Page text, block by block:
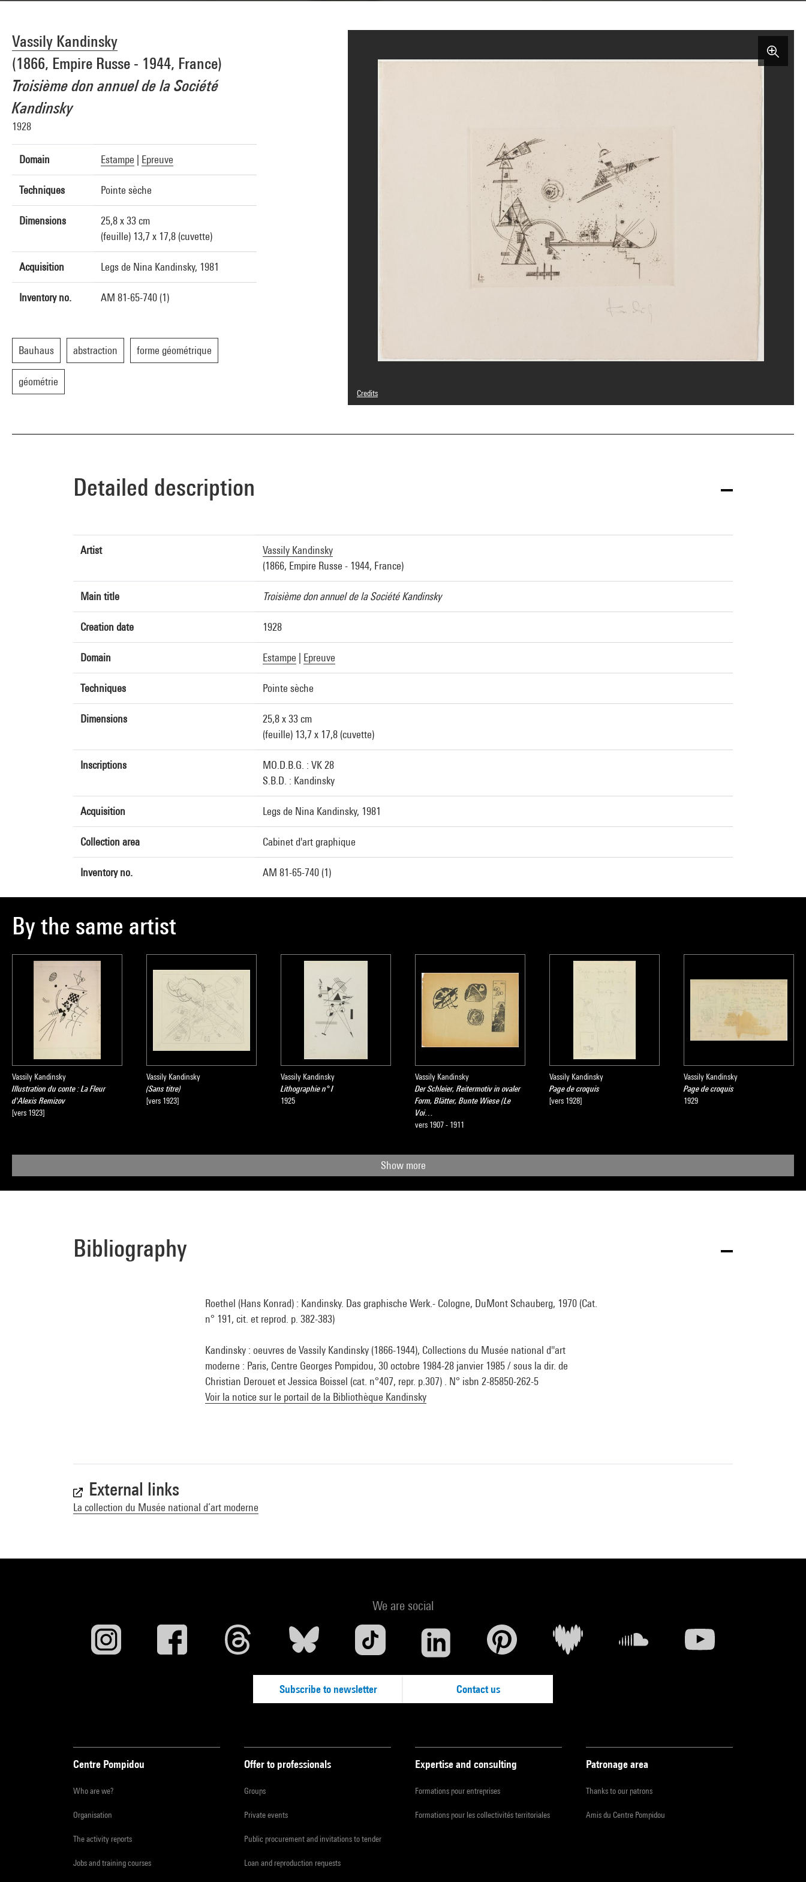
Vassily Kandinsky
(1866, Empire Russe - 1944, France)
Troisième don annuel de la Société
Kandinsky
1928
Domain Estampe Epreuve
Techniques Pointe sèche
Dimensions
25,8 x 33 cm
(feuille) 13,7 x 17,8 (cuvette)
Acquisition Legs de Nina Kandinsky, 1981
Inventory no. AM 81-65-740 (1)
Bauhaus abstraction forme géométrique
géométrie
Credits
Domaine public
Detailed description
Artist
Vassily Kandinsky
(1866, Empire Russe - 1944, France)
Main title Troisième don annuel de la Société Kandinsky
Creation date 1928
Domain Estampe Epreuve
Techniques Pointe sèche
Dimensions
25,8 x 33 cm
(feuille) 13,7 x 17,8 (cuvette)
Inscriptions
MO.D.B.G. : VK 28
S.B.D. : Kandinsky
Acquisition Legs de Nina Kandinsky, 1981
Collection area Cabinet d'art graphique
Inventory no. AM 81-65-740 (1)
By the same artist
Vassily Kandinsky
Illustration du conte : La Fleur
d'Alexis Remizov
[vers 1923]
Vassily Kandinsky
(Sans titre)
[vers 1923]
Vassily Kandinsky
Lithographie n° I
1925
Vassily Kandinsky
Der Schleier, Reitermotiv in ovaler
Form, Blätter, Bunte Wiese (Le
Voi…
vers 1907 - 1911
Vassily Kandinsky
Page de croquis
[vers 1928]
Vassily Kandinsky
Page de croquis
1929
Show more
Bibliography
Roethel (Hans Konrad) : Kandinsky. Das graphische Werk.- Cologne, DuMont Schauberg, 1970 (Cat.
n° 191, cit. et reprod. p. 382-383)
Kandinsky : oeuvres de Vassily Kandinsky (1866-1944), Collections du Musée national d''art
moderne : Paris, Centre Georges Pompidou, 30 octobre 1984-28 janvier 1985 / sous la dir. de
Christian Derouet et Jessica Boissel (cat. n°407, repr. p.307) . N° isbn 2-85850-262-5
Voir la notice sur le portail de la Bibliothèque Kandinsky
External links
La collection du Musée national d’art moderne
We are social
Subscribe to newsletter Contact us
Centre Pompidou
Who are we?
Organisation
The activity reports
Jobs and training courses
Offer to professionals
Groups
Private events
Public procurement and invitations to tender
Loan and reproduction requests
Expertise and consulting
Formations pour entreprises
Formations pour les collectivités territoriales
Patronage area
Thanks to our patrons
Amis du Centre Pompidou